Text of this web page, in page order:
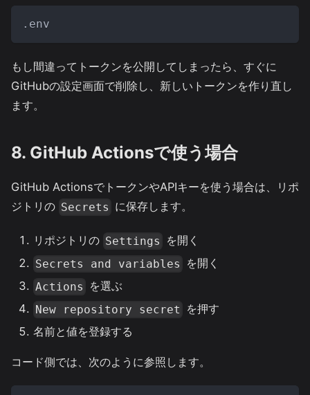
.env
もし間違ってトークンを公開してしまったら、すぐに
GitHubの設定画面で削除し、新しいトークンを作り直し
ます。
8. GitHub Actionsで使う場合
GitHub ActionsでトークンやAPIキーを使う場合は、リポ
ジトリの Secrets に保存します。
リポジトリの Settings を開く
Secrets and variables を開く
Actions を選ぶ
New repository secret
を押す
名前と値を登録する
コード側では、次のように参照します。